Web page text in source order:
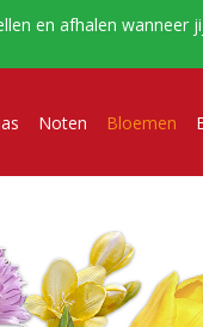
en afhalen wanneer
Noten Bloemen